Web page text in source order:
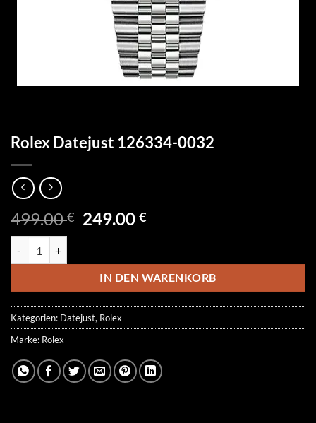
Rolex Datejust 126334-0032
499.00€ Ursprünglicher
499.00 €
249.00€Aktueller
249.00 €.
IN DEN WARENKORB
Kategorien: Datejust, Rolex
Marke: Rolex